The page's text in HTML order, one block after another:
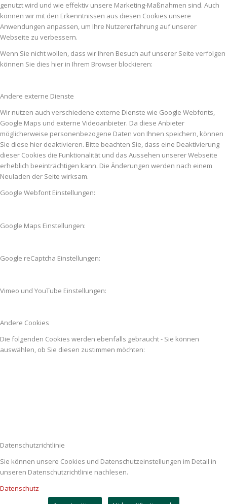
genutzt wird und wie effektiv unsere Marketing-Maßnahmen sind. Auch
können wir mit den Erkenntnissen aus diesen Cookies unsere
Anwendungen anpassen, um Ihre Nutzererfahrung auf unserer
Webseite zu verbessern.
Wenn Sie nicht wollen, dass wir Ihren Besuch auf unserer Seite verfolgen
können Sie dies hier in Ihrem Browser blockieren:
Andere externe Dienste
Wir nutzen auch verschiedene externe Dienste wie Google Webfonts,
Google Maps und externe Videoanbieter. Da diese Anbieter
möglicherweise personenbezogene Daten von Ihnen speichern, können
Sie diese hier deaktivieren. Bitte beachten Sie, dass eine Deaktivierung
dieser Cookies die Funktionalität und das Aussehen unserer Webseite
erheblich beeinträchtigen kann. Die Änderungen werden nach einem
Neuladen der Seite wirksam.
Google Webfont Einstellungen:
Google Maps Einstellungen:
Google reCaptcha Einstellungen:
Vimeo und YouTube Einstellungen:
Andere Cookies
Die folgenden Cookies werden ebenfalls gebraucht - Sie können
auswählen, ob Sie diesen zustimmen möchten:
Datenschutzrichtlinie
Sie können unsere Cookies und Datenschutzeinstellungen im Detail in
unseren Datenschutzrichtlinie nachlesen.
Datenschutz